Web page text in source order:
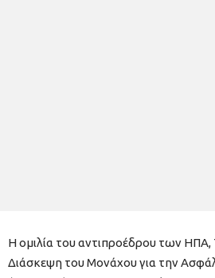
Η ομιλία του αντιπροέδρου των ΗΠΑ,
Διάσκεψη του Μονάχου για την